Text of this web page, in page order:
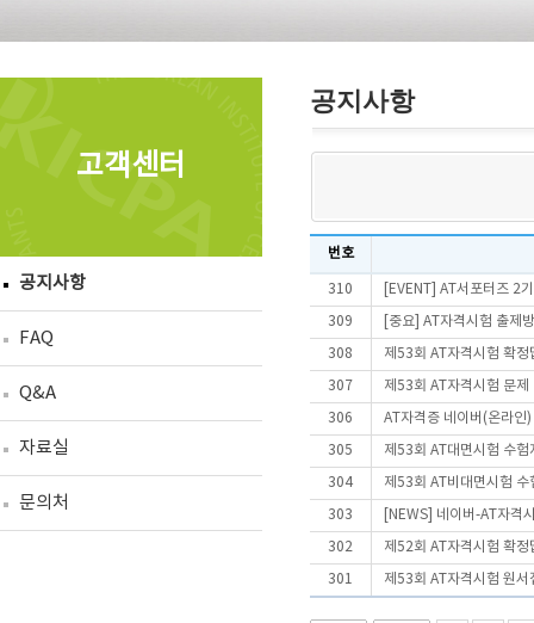
고객센터
공지사항
FAQ
Q&A
자료실
문의처
공지사항
번호
310 [EVENT] AT서포터즈 2
309 [중요] AT자격시험 출제
308 제53회 AT자격시험 확정
307 제53회 AT자격시험 문
306 AT자격증 네이버(온라인
305 제53회 AT대면시험 수험
304 제53회 AT비대면시험 수
303 [NEWS] 네이버-AT자격
302 제52회 AT자격시험 확정
301 제53회 AT자격시험 원